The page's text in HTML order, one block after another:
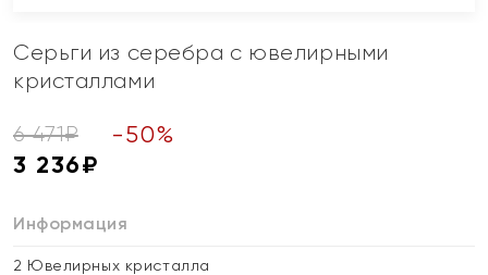
Серьги из серебра с ювелирными
кристаллами
6 471₽ -50%
3 236₽
Информация
2 Ювелирных кристалла